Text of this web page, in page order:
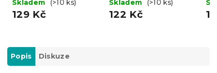
Skladem
(>10 ks)
129 Kč
Skladem
(>10 ks)
122 Kč
Popis Diskuze